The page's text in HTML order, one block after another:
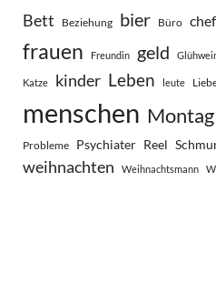
Bett
Beziehung bier Büro chef
frauen Freundin geld
Katze kinder Leben leute
menschen Montag
Probleme Psychiater Reel
weihnachten
Weihnachtsmann